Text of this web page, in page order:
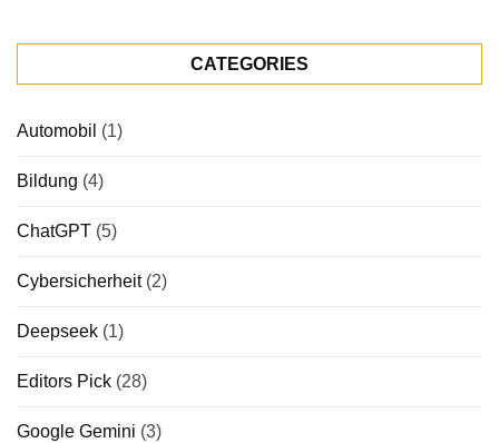
CATEGORIES
Automobil (1)
Bildung (4)
ChatGPT (5)
Cybersicherheit(2)
Deepseek (1)
Editors Pick (28)
Google Gemini (3)